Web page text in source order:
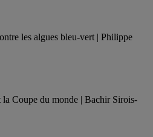
les algues bleu-vert | Philippe
la Coupe du monde | Bachir Sirois-